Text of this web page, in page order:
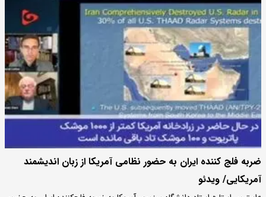
ضربه فلج کننده ایران به حضور نظامی آمریکا از زبان اندیشمند
آمریکایی/ ویدئو